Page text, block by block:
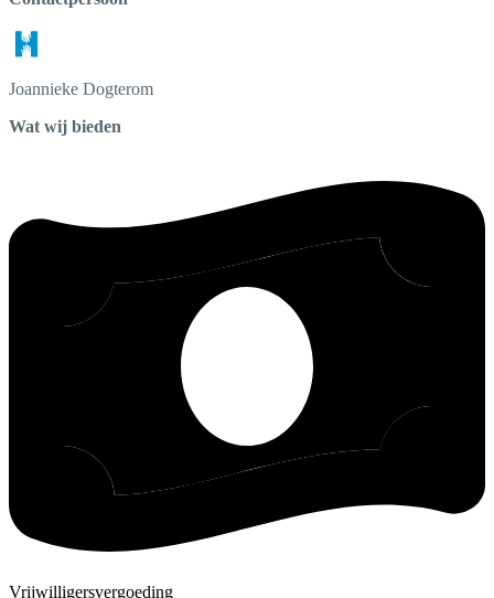
Joannieke Dogterom
Wat wij bieden
Vrijwilligersvergoeding